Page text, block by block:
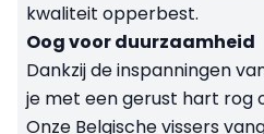
kwaliteit opperbest.
Oog voor duurzaamheid
Dankzij de inspanningen
je met een gerust hart rog
Onze Belgische vissers